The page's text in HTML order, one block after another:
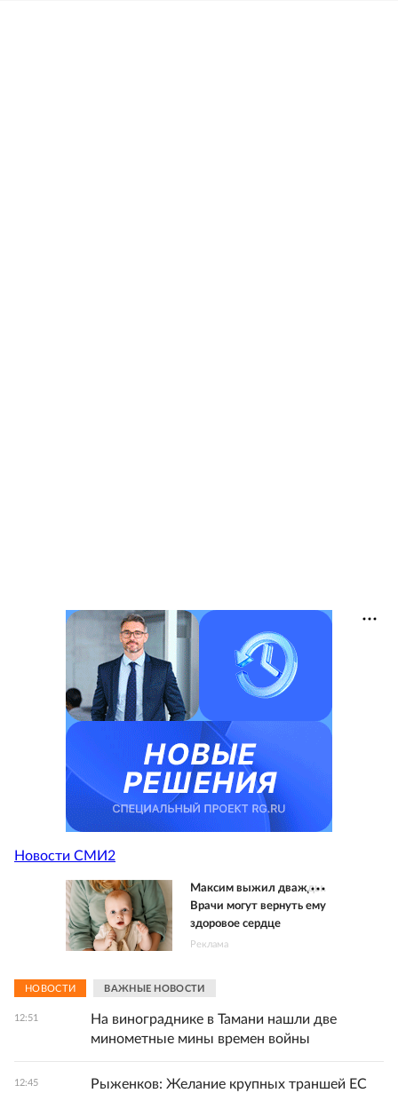
Новости СМИ2
Максим выжил дважды.
Врачи могут вернуть ему
здоровое сердце
Реклама
НОВОСТИ ВАЖНЫЕ НОВОСТИ
12:51
На винограднике в Тамани нашли две
минометные мины времен войны
12:45
Рыженков: Желание крупных траншей ЕС